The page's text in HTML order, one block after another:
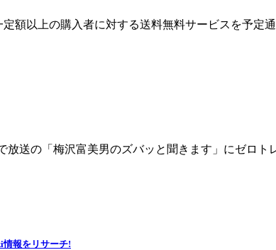
額以上の購入者に対する送料無料サービスを予定
放送の「梅沢富美男のズバッと聞きます」にゼロ
報をリサーチ!